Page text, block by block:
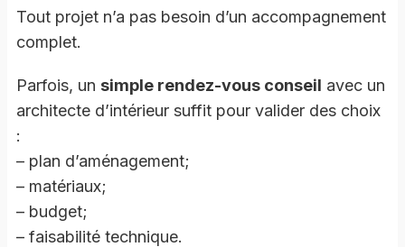
Tout projet n’a pas besoin d’un accompagnement
complet.
Parfois, un simple rendez-vous conseil avec un
architecte d’intérieur suffit pour valider des choix
:
– plan d’aménagement;
– matériaux;
– budget;
– faisabilité technique.